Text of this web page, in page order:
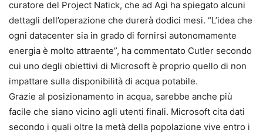
curatore del Project Natick, che ad Agi ha spiegato alcuni
dettagli dell’operazione che durerà dodici mesi. “L’idea che
ogni datacenter sia in grado di fornirsi autonomamente
energia è molto attraente”, ha commentato Cutler secondo
cui uno degli obiettivi di Microsoft è proprio quello di non
impattare sulla disponibilità di acqua potabile.
Grazie al posizionamento in acqua, sarebbe anche più
facile che siano vicino agli utenti finali. Microsoft cita dati
secondo i quali oltre la metà della popolazione vive entro i